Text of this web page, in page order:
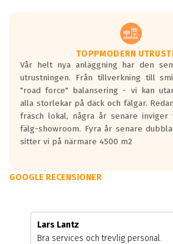
TOPPMODERN
Vår helt nya anläggning har den
utrustningen. Från tillverkning till
"road force" balansering - vi kan
alla storlekar på däck och fälgar.
fräsch lokal, några år senare inviger
fälg-showroom. Fyra år senare
sitter vi på närmare 4500 m2
GOOGLE RECENSIONER
Lars Lantz
Bra services och trevlig personal.